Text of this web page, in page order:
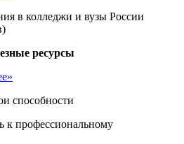
в колледжи и вузы России
ресурсы
способности
к профессиональному